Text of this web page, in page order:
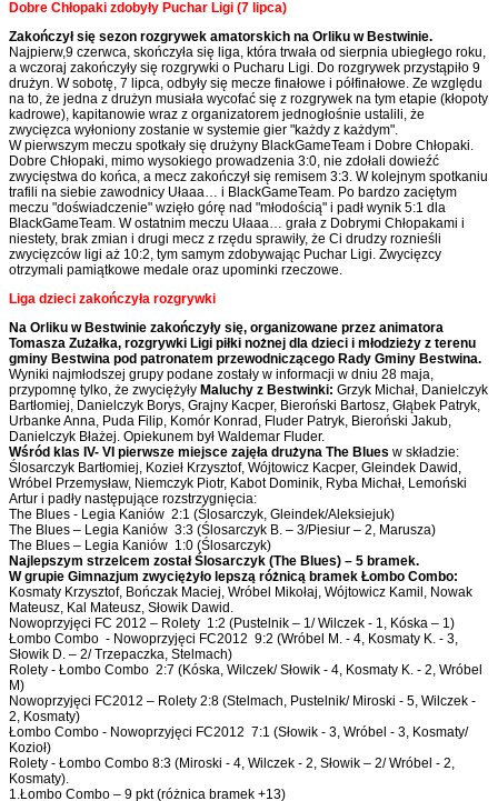
Dobre Chłopaki zdobyły Puchar Ligi (7 lipca)
Zakończył się sezon rozgrywek amatorskich na Orliku w Bestwinie.
Najpierw,9 czerwca, skończyła się liga, która trwała od sierpnia ubiegłego roku,
a wczoraj zakończyły się rozgrywki o Pucharu Ligi. Do rozgrywek przystąpiło 9
drużyn. W sobotę, 7 lipca, odbyły się mecze finałowe i półfinałowe. Ze względu
na to, że jedna z drużyn musiała wycofać się z rozgrywek na tym etapie (kłopoty
kadrowe), kapitanowie wraz z organizatorem jednogłośnie ustalili, że
zwycięzca wyłoniony zostanie w systemie gier "każdy z każdym".
W pierwszym meczu spotkały się drużyny BlackGameTeam i Dobre Chłopaki.
Dobre Chłopaki, mimo wysokiego prowadzenia 3:0, nie zdołali dowieźć
zwycięstwa do końca, a mecz zakończył się remisem 3:3. W kolejnym spotkaniu
trafili na siebie zawodnicy Ułaaa… i BlackGameTeam. Po bardzo zaciętym
meczu "doświadczenie" wzięło górę nad "młodością" i padł wynik 5:1 dla
BlackGameTeam. W ostatnim meczu Ułaaa… grała z Dobrymi Chłopakami i
niestety, brak zmian i drugi mecz z rzędu sprawiły, że Ci drudzy roznieśli
zwycięzców ligi aż 10:2, tym samym zdobywając Puchar Ligi. Zwycięzcy
otrzymali pamiątkowe medale oraz upominki rzeczowe.
Liga dzieci zakończyła rozgrywki
Na Orliku w Bestwinie zakończyły się, organizowane przez animatora
Tomasza Zużałka, rozgrywki Ligi piłki nożnej dla dzieci i młodzieży z terenu
gminy Bestwina pod patronatem przewodniczącego Rady Gminy Bestwina.
Wyniki najmłodszej grupy podane zostały w informacji w dniu 28 maja,
przypomnę tylko, że zwyciężyły Maluchy z Bestwinki: Grzyk Michał, Danielczyk
Bartłomiej, Danielczyk Borys, Grajny Kacper, Bieroński Bartosz, Głąbek Patryk,
Urbanke Anna, Puda Filip, Komór Konrad, Fluder Patryk, Bieroński Jakub,
Danielczyk Błażej. Opiekunem był Waldemar Fluder.
Wśród klas IV- VI pierwsze miejsce zajęła drużyna The Blues w składzie:
Ślosarczyk Bartłomiej, Kozieł Krzysztof, Wójtowicz Kacper, Gleindek Dawid,
Wróbel Przemysław, Niemczyk Piotr, Kabot Dominik, Ryba Michał, Lemoński
Artur i padły następujące rozstrzygnięcia:
The Blues - Legia Kaniów 2:1 (Ślosarczyk, Gleindek/Aleksiejuk)
The Blues – Legia Kaniów 3:3 (Ślosarczyk B. – 3/Piesiur – 2, Marusza)
The Blues – Legia Kaniów 1:0 (Ślosarczyk)
Najlepszym strzelcem został Ślosarczyk (The Blues) – 5 bramek.
W grupie Gimnazjum zwyciężyło lepszą różnicą bramek Łombo Combo:
Kosmaty Krzysztof, Bończak Maciej, Wróbel Mikołaj, Wójtowicz Kamil, Nowak
Mateusz, Kal Mateusz, Słowik Dawid.
Nowoprzyjęci FC 2012 – Rolety 1:2 (Pustelnik – 1/ Wilczek - 1, Kóska – 1)
Łombo Combo - Nowoprzyjęci FC2012 9:2 (Wróbel M. - 4, Kosmaty K. - 3,
Słowik D. – 2/ Trzepaczka, Stelmach)
Rolety - Łombo Combo 2:7 (Kóska, Wilczek/ Słowik - 4, Kosmaty K. - 2, Wróbel
M)
Nowoprzyjęci FC2012 – Rolety 2:8 (Stelmach, Pustelnik/ Miroski - 5, Wilczek -
2, Kosmaty)
Łombo Combo - Nowoprzyjęci FC2012 7:1 (Słowik - 3, Wróbel - 3, Kosmaty/
Kozioł)
Rolety - Łombo Combo 8:3 (Miroski - 4, Wilczek - 2, Słowik – 2/ Wróbel - 2,
Kosmaty).
1.Łombo Combo – 9 pkt (różnica bramek +13)